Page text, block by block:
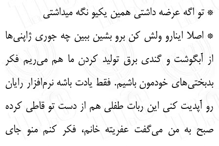
* تو اگه عرضه داشتی همین یکیو نگه میداشتی
* اصلا اینارو ولش کن برو بشین ببین چه جوری ژاپنی‌ها
از آبگوشت و گندی برق تولید کردن ما هم می‌ریم فکر
بدبختی‌های خودمون باشیم. فقط یادت باشه نرم‌افزار رایان
رو آپدیت کنی این ربات طفلی هم از دست تو قاطی کرده
صبح به من می‌گفت عفریته خانم، فکر کنم منو جای